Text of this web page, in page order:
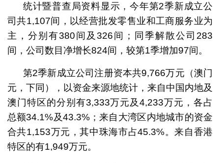
统计暨普查局资料显示，今年第2季新成立公
司共1,107间，以经营批发零售业和工商服务业为
主，分别有380间及326间；同季解散公司283
间，公司数目净增长824间，较第1季增加97间。
第2季新成立公司注册资本共9,766万元（澳门
元，下同），以资金来源地统计，来自中国内地及
澳门特区的分别有3,333万元及4,233万元，各占
总额34.1%及43.3%；来自大湾区内地城市的资金
合共1,153万元，其中珠海市占45.3%。来自香港
特区的有1,949万元。